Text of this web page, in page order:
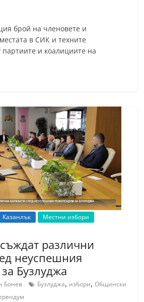
брой на членовете и
в СИК и техните
и коалициите на
Казанлък
Местни избори
различни
неуспешния
Бузлуджа
Бонев Бузлуджа, избори,Общински